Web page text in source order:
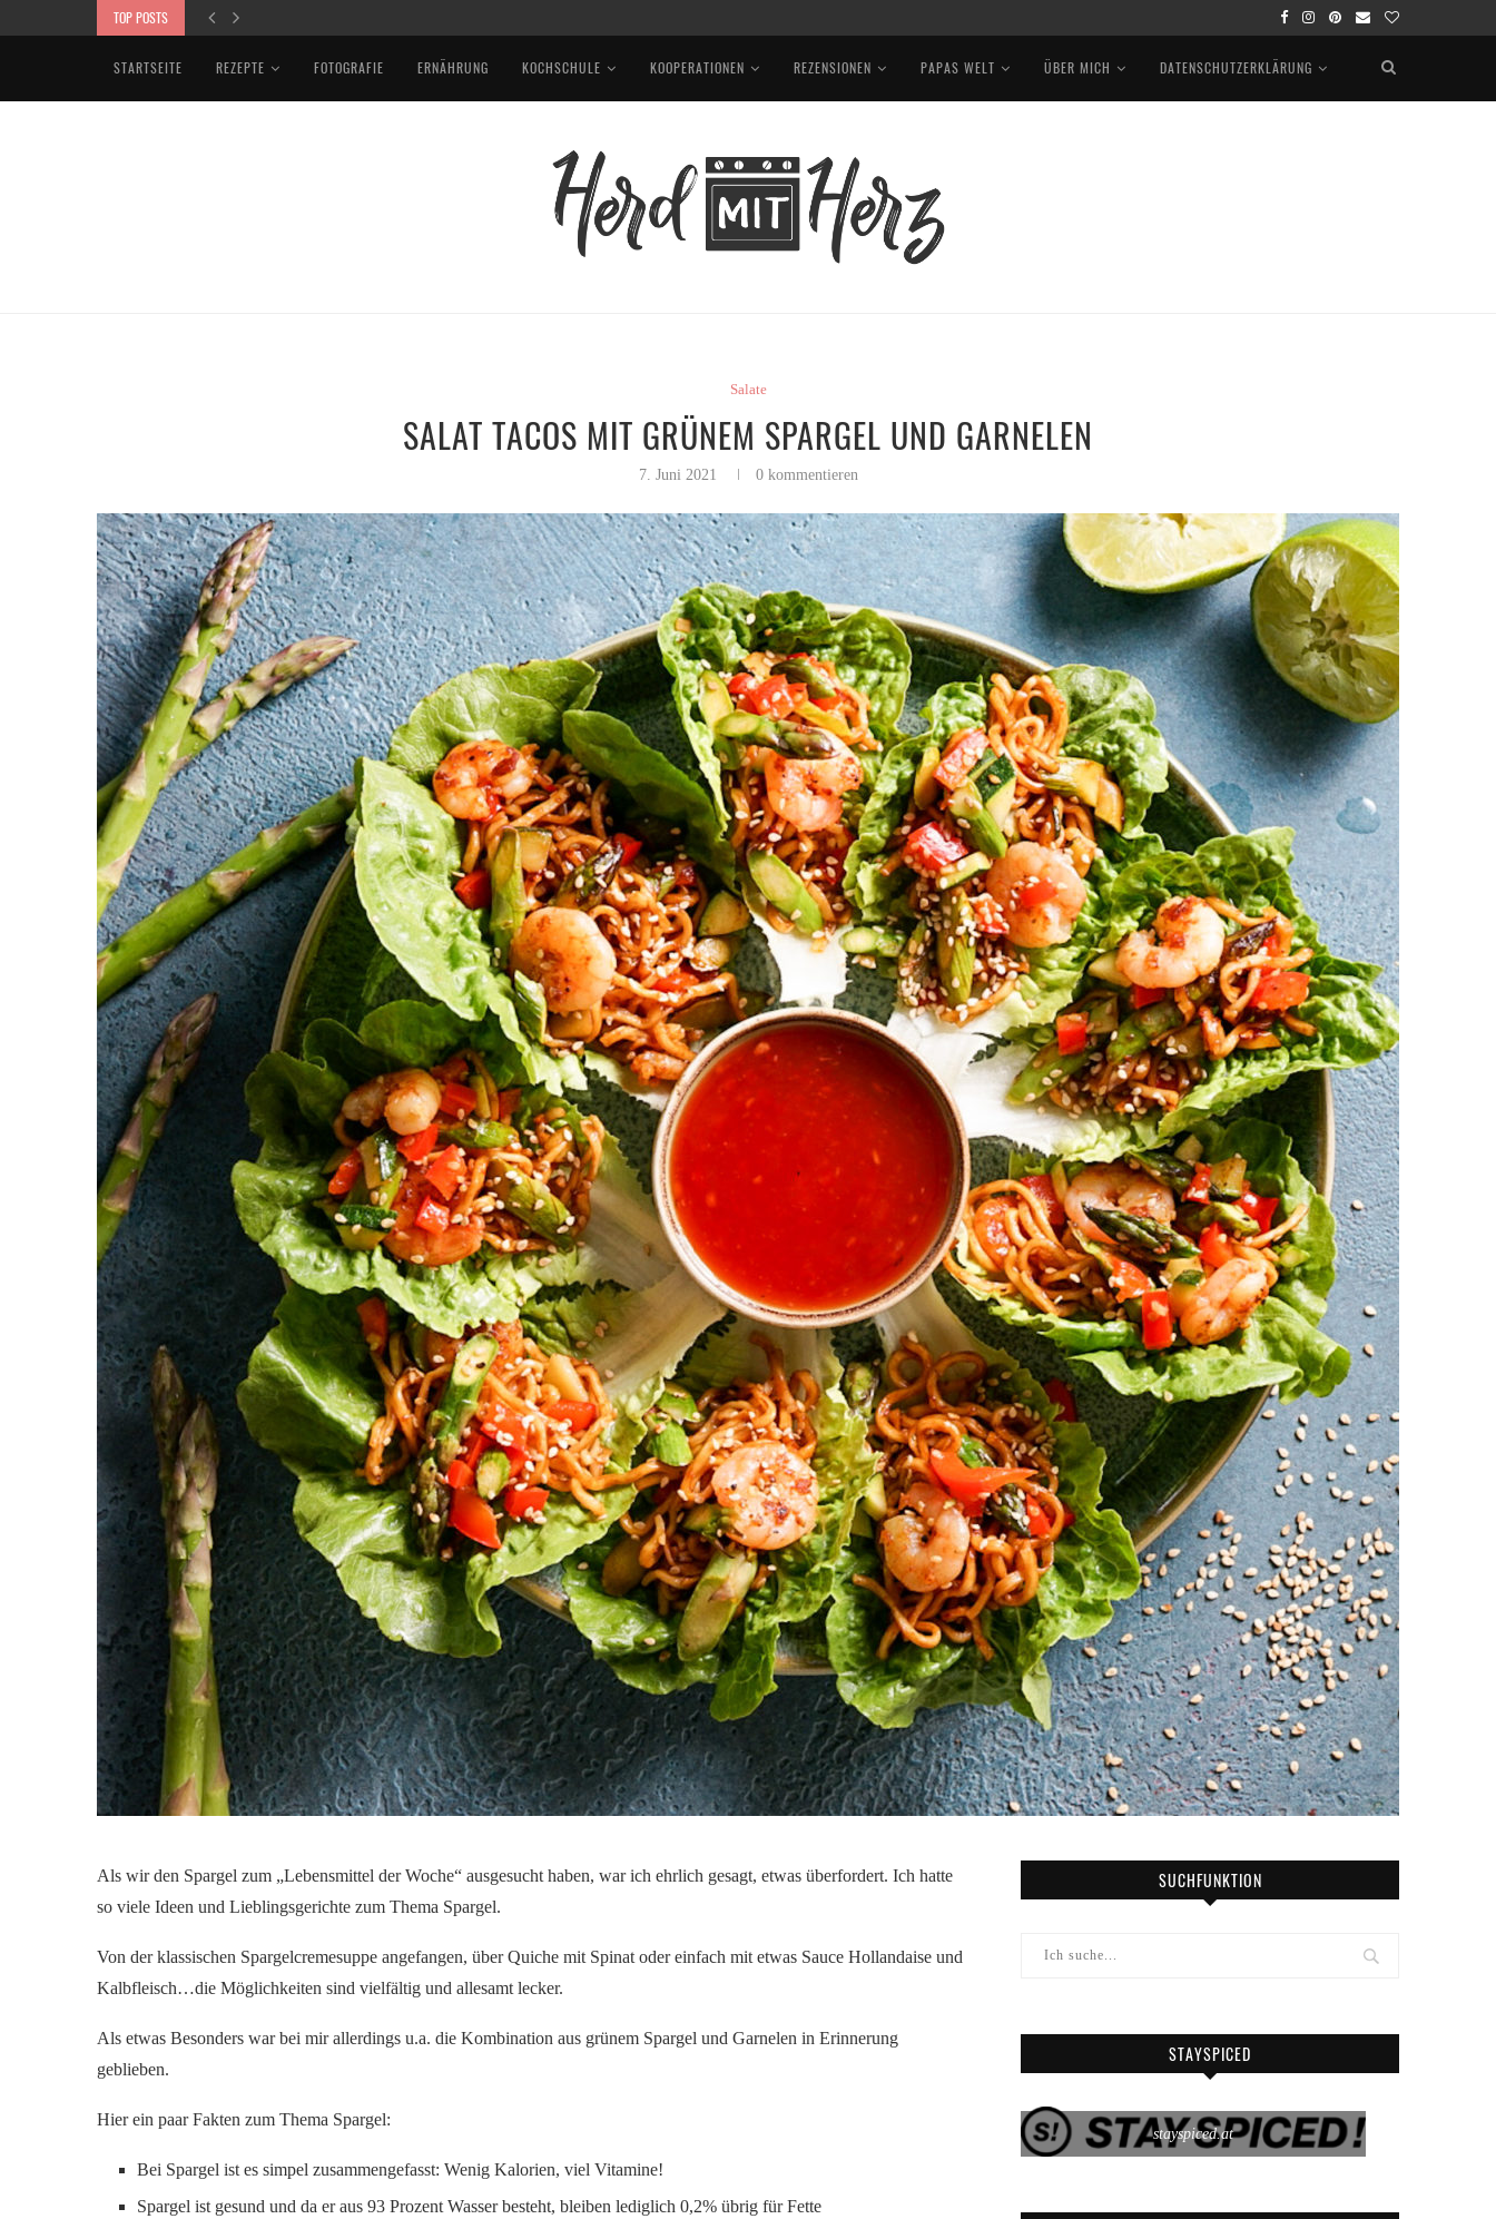
TOP POSTS
STARTSEITE REZEPTE FOTOGRAFIE ERNÄHRUNG KOCHSCHULE KOOPERATIONEN REZENSIONEN PAPAS WELT ÜBER MICH DATENSCHUTZERKLÄRUNG
Salate
SALAT TACOS MIT GRÜNEM SPARGEL UND GARNELEN
7. Juni 2021 0 kommentieren
Als wir den Spargel zum „Lebensmittel der Woche“ ausgesucht haben, war ich ehrlich gesagt, etwas überfordert. Ich hatte
so viele Ideen und Lieblingsgerichte zum Thema Spargel.
Von der klassischen Spargelcremesuppe angefangen, über Quiche mit Spinat oder einfach mit etwas Sauce Hollandaise und
Kalbfleisch…die Möglichkeiten sind vielfältig und allesamt lecker.
Als etwas Besonders war bei mir allerdings u.a. die Kombination aus grünem Spargel und Garnelen in Erinnerung
geblieben.
Hier ein paar Fakten zum Thema Spargel:
Bei Spargel ist es simpel zusammengefasst: Wenig Kalorien, viel Vitamine!
Spargel ist gesund und da er aus 93 Prozent Wasser besteht, bleiben lediglich 0,2% übrig für Fette
SUCHFUNKTION
STAYSPICED
stayspiced.at